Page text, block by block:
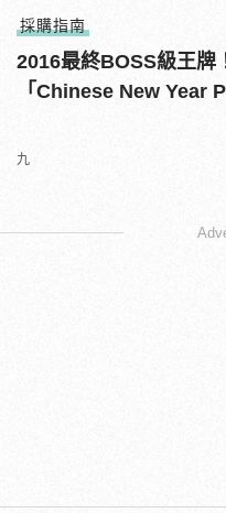
採購指南
2016最終BOSS級王
「Chinese New Year
九